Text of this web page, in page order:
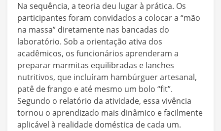
Na sequência, a teoria deu lugar à prática. Os
participantes foram convidados a colocar a “mão
na massa” diretamente nas bancadas do
laboratório. Sob a orientação ativa dos
acadêmicos, os funcionários aprenderam a
preparar marmitas equilibradas e lanches
nutritivos, que incluíram hambúrguer artesanal,
patê de frango e até mesmo um bolo “fit”.
Segundo o relatório da atividade, essa vivência
tornou o aprendizado mais dinâmico e facilmente
aplicável à realidade doméstica de cada um.